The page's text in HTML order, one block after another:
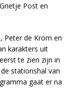
Post en
Peter de Krom en
karakters uit
te zien zijn in
stationshal van
gaat er na